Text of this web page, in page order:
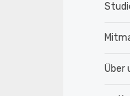
Über